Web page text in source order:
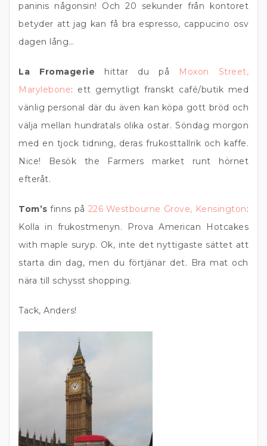
paninis någonsin! Och 20 sekunder från kontoret
betyder att jag kan få bra espresso, cappucino osv
dagen lång…
La Fromagerie hittar du på
Moxon Street,
Marylebone: ett gemytligt franskt café/butik med
vänlig personal där du även kan köpa gott bröd och
välja mellan hundratals olika ostar. Söndag morgon
med en tjock tidning, deras frukosttallrik och kaffe.
Nice! Besök the Farmers market runt hörnet
efteråt.
Tom’sfinns på 226 Westbourne Grove, Kensington:
Kolla in frukostmenyn. Prova American Hotcakes
with maple suryp. Ok, inte det nyttigaste sättet att
starta din dag, men du förtjänar det. Bra mat och
nära till schysst shopping.
Tack, Anders!